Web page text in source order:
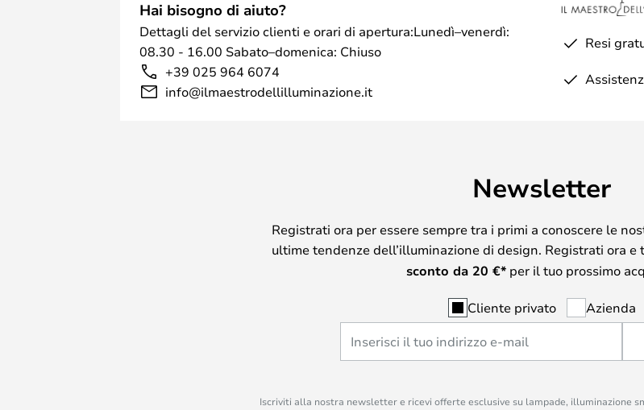
Hai bisogno di aiuto?
Dettagli del servizio clienti e orari di apertura:Lunedì–venerdì:
08.30 - 16.00 Sabato–domenica: Chiuso
+39 025 964 6074
info@ilmaestrodellilluminazione.it
Resi
Newsletter
Registrati ora per essere sempre tra i primi a conoscere le
ultime tendenze dell’illuminazione di design. Registrati ora e
sconto da 20 €*per il tuo prossimo
Cliente privato Azienda
Iscriviti alla nostra newsletter e ricevi offerte esclusive su lampade, illuminazione